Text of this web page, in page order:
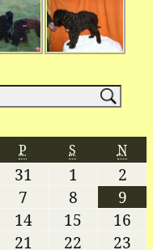
P S N
31 1
2
7 8
9
14 15
16
21 22 23